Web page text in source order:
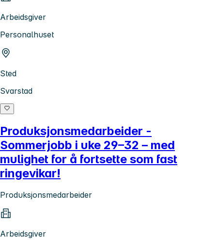
Arbeidsgiver
Personalhuset
Sted
Svarstad
Produksjonsmedarbeider -
Sommerjobb i uke 29–32 – med
mulighet for å fortsette som fast
ringevikar!
Produksjonsmedarbeider
Arbeidsgiver